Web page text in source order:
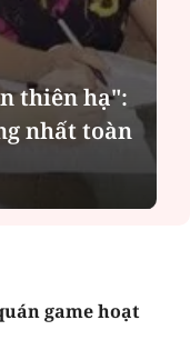
đến từ trụ
game hoạt